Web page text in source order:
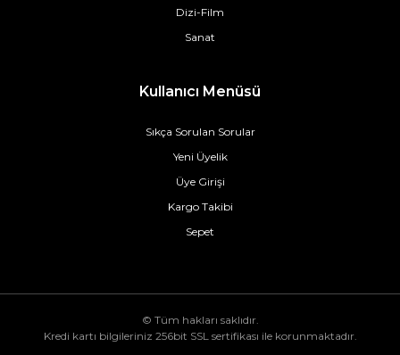
Dizi-Film
Sanat
Kullanıcı Menüsü
Sıkça Sorulan Sorular
Yeni Üyelik
Üye Girişi
Kargo Takibi
Sepet
© Tüm hakları saklıdır.
Kredi kartı bilgileriniz 256bit SSL sertifikası ile korunmaktadır.